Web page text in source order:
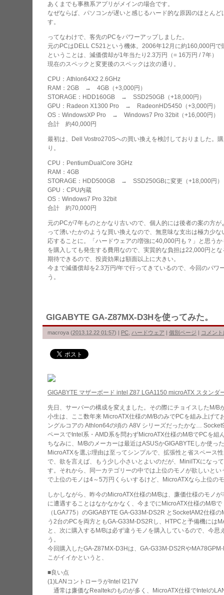
あくまでも事務系アプリがメインの場合です。
なぜならば、パソコンが遅いと感じるハード的な原因のほとん
す。
ってなわけで、客先のPCをパワーアップしました。
元のPCはDELL C521という機体。2006年12月に約160,000円
ということは、減価償却が1年当たり2.3万円（= 16万円 / 7年）
現在のスペックと変更後のスペックは次の通り。
CPU：Athlon64X2 2.6GHz
RAM：2GB → 4GB（+3,000円）
STORAGE：HDD160GB → SSD250GB（+18,000円）
GPU：Radeon X1300 Pro → RadeonHD5450（+3,000円）
OS：WindowsXP Pro → Windows7 Pro 32bit（+16,000円）
合計 約40,000円
最初は、Dell Vostro270Sへの買い換えを検討しておりました。
り。
CPU：PentiumDualCore 3GHz
RAM：4GB
STORAGE：HDD500GB → SSD250GBに変更（+18,000円）
GPU：CPU内蔵
OS：Windows7 Pro 32bit
合計 約70,000円
元のPCが7年ものとかなり古いので、個人的には後者の案の方
って湧いたかのような買い換えなので、無意味な支出は極力少
応することに。「ハードウェアの増強に40,000円も？」と思う
を購入しても発生する費用なので、実質的な負担は22,000円と
期待できるので、投資効果は額面以上に大きい。
今まで減価償却を2.3万円/年で行ってきているので、今回のパワ
う。
GIGABYTE GA-Z87MX-D3Hを使ってみた。
macroya (2013.12.22 01:57) | PC ハードウェア | 個別ページ | コメン
GIGABYTE マザーボード intel Z87 LGA1150 microATX スタンダ
先日、サーバーの構成を変えました。その際にチョイスしたM/B
小生は、ここ数年来 MicroATX仕様のM/BのみでPCを組み上げ
ングルコアの Athlon64の頃の A8V シリーズだったかな…
ペースでIntel系・AMD系を問わずMicroATX仕様のM/BでPCを組
ちなみに、M/Bのメーカーは最近はASUSかGIGABYTEしか使っ
MicroATXを選ぶ理由は至ってシンプルで、拡張性と省スペース
で、欲を言えば、もう少し小さいとよいのだが、MiniITXになっ
す。それから、同一カテゴリーの中では上位のモノが欲しいと
で上位のモノは4～5万円くらいするけど、MicroATXなら上位の
しかしながら、昨今のMicroATX仕様のM/Bは、廉価仕様のモノ
に遭遇することはなかなかなく、今までにMicroATX仕様のM/B
（LGA775）のGIGABYTE GA-G33M-DS2R とSocketAM2仕様
う2台のPCを両方ともGA-G33M-DS2Rし、HTPCと予備機には
と、次に購入するM/Bは必ず違うモノを購入しているので、今
う。
今回購入したGA-Z87MX-D3Hは、GA-G33M-DS2Rや
こがイイかというと、
■良い点
(1)LANコントローラがIntel I217V
通常は廉価なRealtekのものが多く、MicroATX仕様でIntelの